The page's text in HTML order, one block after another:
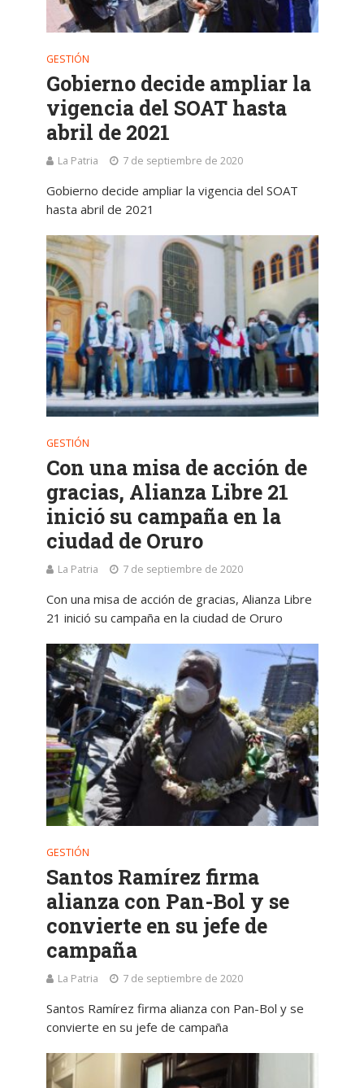
GESTIÓN
Gobierno decide ampliar la
vigencia del SOAT hasta
abril de 2021
La Patria 7 de septiembre de 2020
Gobierno decide ampliar la vigencia del SOAT
hasta abril de 2021
GESTIÓN
Con una misa de acción de
gracias, Alianza Libre 21
inició su campaña en la
ciudad de Oruro
La Patria 7 de septiembre de 2020
Con una misa de acción de gracias, Alianza Libre
21 inició su campaña en la ciudad de Oruro
GESTIÓN
Santos Ramírez firma
alianza con Pan-Bol y se
convierte en su jefe de
campaña
La Patria 7 de septiembre de 2020
Santos Ramírez firma alianza con Pan-Bol y se
convierte en su jefe de campaña